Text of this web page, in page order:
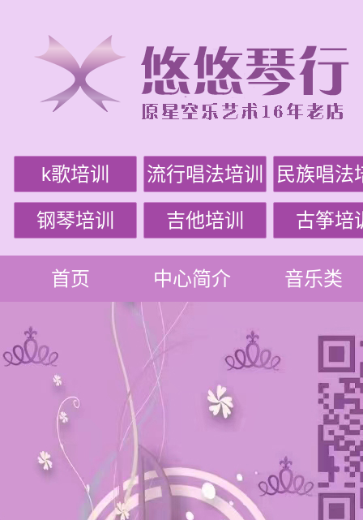
k歌培训 流行唱法培训 民族唱法
钢琴培训 吉他培训 古筝培
首页 中心简介 音乐类